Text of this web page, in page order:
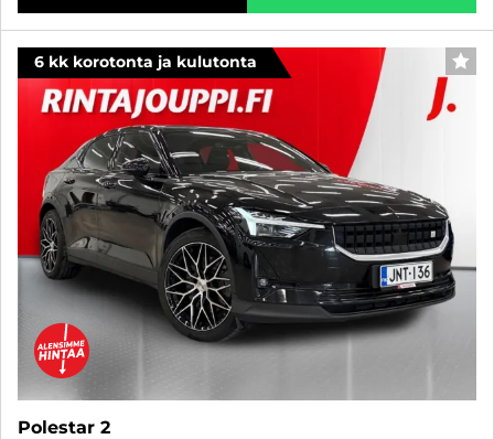
6 kk korotonta ja kulutonta
Polestar 2